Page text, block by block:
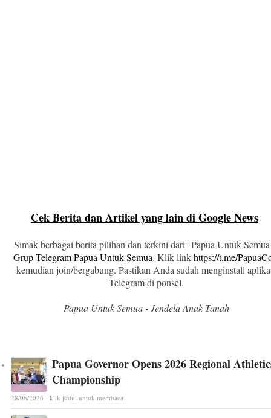
Cek Berita dan Artikel yang lain di Google News
Simak berbagai berita pilihan dan terkini dari Papua Untuk
Grup Telegram Papua Untuk Semua. Klik linkhttps://t.me/
kemudian join/bergabung. Pastikan Anda sudah menginstall
Telegram di ponsel.
Papua Untuk Semua - Jendela Anak Tanah
Papua Governor Opens 2026 Regional
Championship
28/06/2026 - klik judul untuk membaca